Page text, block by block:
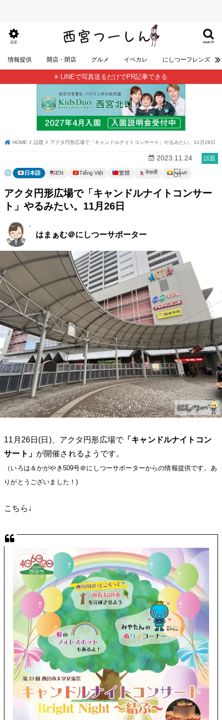
search
設定
情報提供 開店・閉店 グルメ イベカレ にしつーフレンズ
LINEで写真送るだけでPR記事できる
HOME 話題 アクタ円形広場で「キャンドルナイトコンサート」やるみたい。11月26日
話題
2023.11.24
日本語 EN Tiếng Việt 繁體 नेपाली မြန်မာ
アクタ円形広場で「キャンドルナイトコンサー
ト」やるみたい。11月26日
はまぁむ＠にしつーサポーター
11月26日(日)、アクタ円形広場で「キャンドルナイトコン
サート」 が開催されるようです。
（いろは＆かがやき509号＠にしつーサポーターからの情報提供です。あ
りがとうございました！)
こちら↓